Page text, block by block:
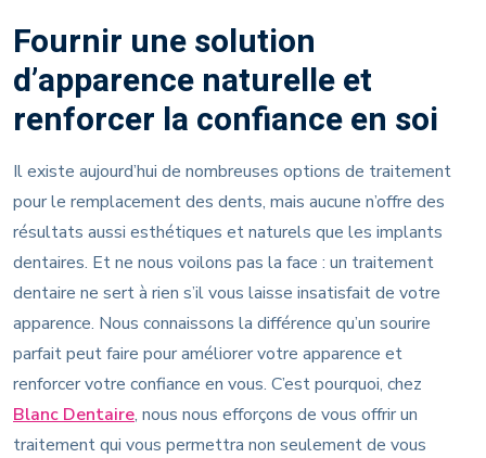
Fournir une solution
d’apparence naturelle et
renforcer la confiance en soi
Il existe aujourd’hui de nombreuses options de traitement
pour le remplacement des dents, mais aucune n’offre des
résultats aussi esthétiques et naturels que les implants
dentaires. Et ne nous voilons pas la face : un traitement
dentaire ne sert à rien s’il vous laisse insatisfait de votre
apparence. Nous connaissons la différence qu’un sourire
parfait peut faire pour améliorer votre apparence et
renforcer votre confiance en vous. C’est pourquoi, chez
Blanc Dentaire, nous nous efforçons de vous offrir un
traitement qui vous permettra non seulement de vous